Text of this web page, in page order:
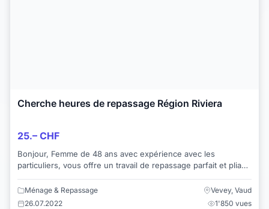
Cherche heures de repassage Région Riviera
25.– CHF
Bonjour, Femme de 48 ans avec expérience avec les
particuliers, vous offre un travail de repassage parfait et pliage
Ménage & Repassage
Vevey, Vaud
26.07.2022
1'850 vues